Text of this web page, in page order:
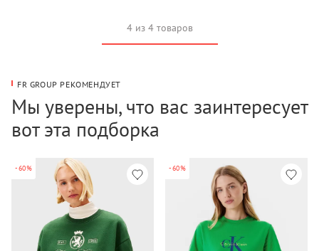
4 из 4 товаров
FR GROUP РЕКОМЕНДУЕТ
Мы уверены, что вас заинтересует
вот эта подборка
-60% -60%